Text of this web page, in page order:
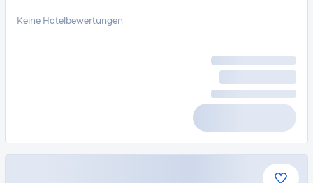
Keine Hotelbewertungen